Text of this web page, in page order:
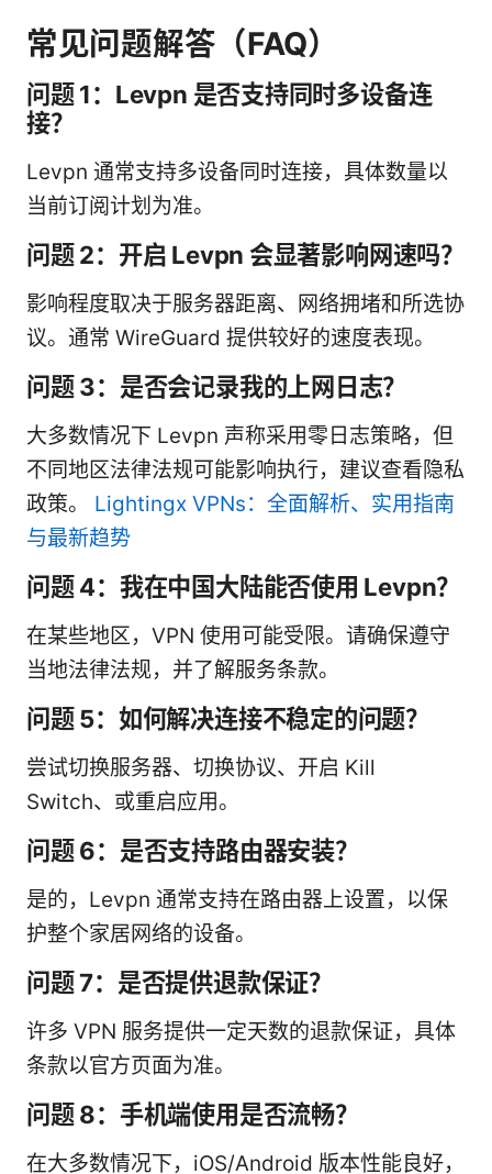
常见问题解答（FAQ）
问题 1：Levpn 是否支持同时多设备连
接？
Levpn 通常支持多设备同时连接，具体数量以
当前订阅计划为准。
问题 2：开启 Levpn 会显著影响网速吗？
影响程度取决于服务器距离、网络拥堵和所选协
议。通常 WireGuard 提供较好的速度表现。
问题 3：是否会记录我的上网日志？
大多数情况下 Levpn 声称采用零日志策略，但
不同地区法律法规可能影响执行，建议查看隐私
政策。 Lightingx VPNs：全面解析、实用指南
与最新趋势
问题 4：我在中国大陆能否使用 Levpn？
在某些地区，VPN 使用可能受限。请确保遵守
当地法律法规，并了解服务条款。
问题 5：如何解决连接不稳定的问题？
尝试切换服务器、切换协议、开启 Kill
Switch、或重启应用。
问题 6：是否支持路由器安装？
是的，Levpn 通常支持在路由器上设置，以保
护整个家居网络的设备。
问题 7：是否提供退款保证？
许多 VPN 服务提供一定天数的退款保证，具体
条款以官方页面为准。
问题 8：手机端使用是否流畅？
在大多数情况下，iOS/Android 版本性能良好，